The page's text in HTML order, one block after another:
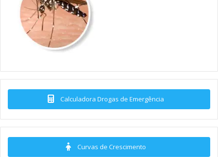
Calculadora Drogas de Emergência
Curvas de Crescimento